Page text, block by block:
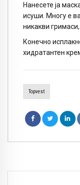
Нанесете ја
исуши. Многу е
никакви
Конечно
хидратантен
Topvest